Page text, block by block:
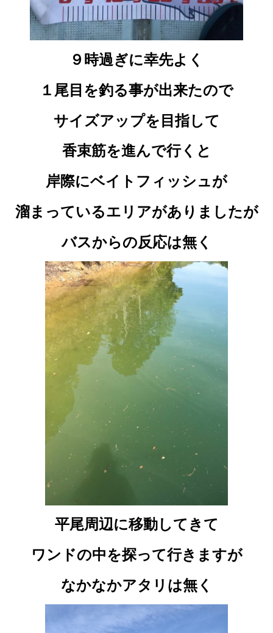
９時過ぎに幸先よく
１尾目を釣る事が出来たので
サイズアップを目指して
香束筋を進んで行くと
岸際にベイトフィッシュが
溜まっているエリアがありましたが
バスからの反応は無く
平尾周辺に移動してきて
ワンドの中を探って行きますが
なかなかアタリは無く